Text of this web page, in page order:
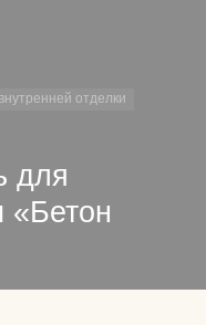
отделки
для
«Бетон